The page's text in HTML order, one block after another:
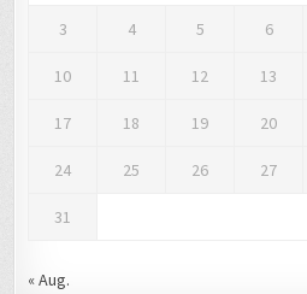
3 4 5 6
10 11 12 13
17 18 19 20
24 25 26 27
31
« Aug.